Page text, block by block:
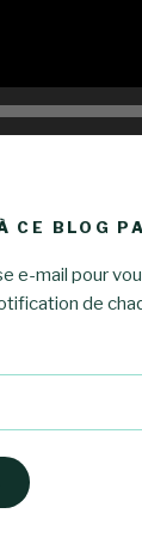
CE BLOG
e-mail pour
de